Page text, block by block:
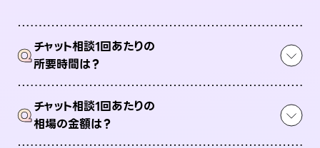
Qチャット相談1回あたりの
所要時間は？
Qチャット相談1回あたりの
相場の金額は？